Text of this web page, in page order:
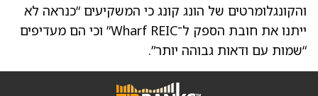
והקונגלומרטים של הונג קונג כי המשקיעים “כנראה לא
ייתנו את חובת הספק ל־Wharf REIC” וכי הם מעדיפים
“שמות עם ודאות גבוהה יותר”.